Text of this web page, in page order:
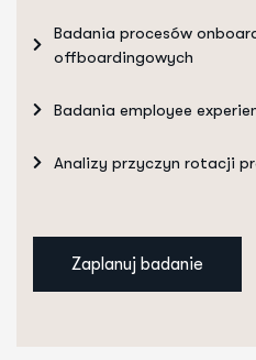
Badania procesów
offboardingowych
Badania employee
Analizy przyczyn rotacji
Zaplanuj badanie